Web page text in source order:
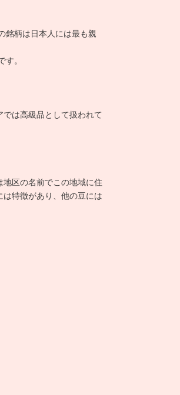
銘柄は日本人には最も親
。
は高級品として扱われて
区の名前でこの地域に住
特徴があり、他の豆には